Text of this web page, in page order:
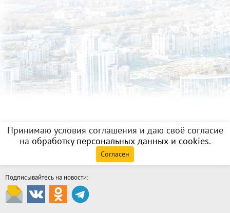
Принимаю условия соглашения и даю своё согласие
на обработку персональных данных и cookies.
Согласен
Подписывайтесь на новости: